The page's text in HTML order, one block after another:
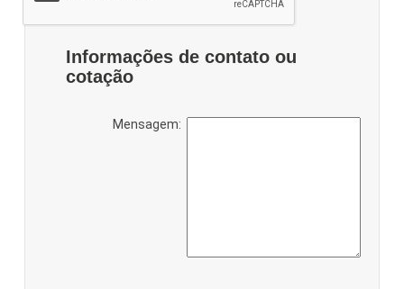
Informações de contato ou
cotação
Mensagem: